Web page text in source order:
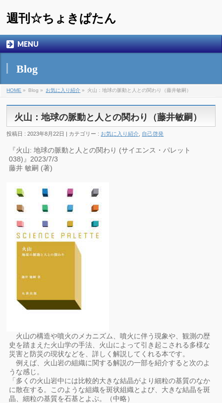
週刊☆ちょきぱたん
MENU
Blog
HOME » Blog » お気に入り紹介 » 火山：地球の脈動と人との関わり（藤井敏嗣）
火山：地球の脈動と人との関わり（藤井敏嗣）
投稿日 : 2023年8月22日 | カテゴリー : お気に入り紹介 自己啓発
『火山: 地球の脈動と人との関わり (サイエンス・パレット
038)』2023/7/3
藤井 敏嗣 (著)
火山の構造や噴火のメカニズム、噴火に伴う現象や、観測の歴
史を踏まえた火山学の手法、火山によって引き起こされる多様な
災害と防災の現状などを、詳しく解説してくれる本です。
例えば、火山岩の組織に関する解説の一部を紹介すると次のよ
うな感じ。
「多くの火山岩中には比較的大きな結晶がより細粒の基質のなか
に散在する。このような組織を斑状組織とよび、大きな結晶を斑
晶、細粒の基質を石基とよぶ。（中略）